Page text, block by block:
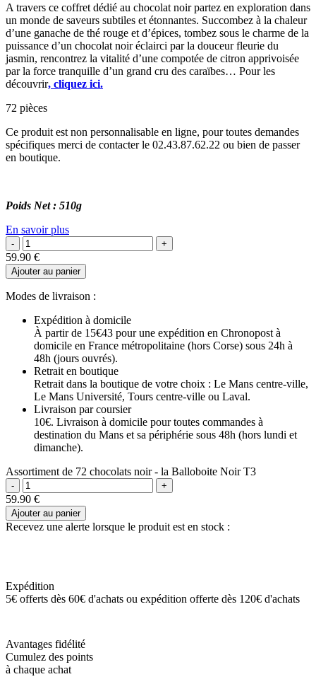
A travers ce coffret dédié au chocolat noir partez en exploration dans
un monde de saveurs subtiles et étonnantes. Succombez à la chaleur
d’une ganache de thé rouge et d’épices, tombez sous le charme de la
puissance d’un chocolat noir éclairci par la douceur fleurie du
jasmin, rencontrez la vitalité d’une compotée de citron apprivoisée
par la force tranquille d’un grand cru des caraïbes… Pour les
découvrir, cliquez ici.
72 pièces
Ce produit est non personnalisable en ligne, pour toutes demandes
spécifiques merci de contacter le 02.43.87.62.22 ou bien de passer
en boutique.
Poids Net : 510g
En savoir plus
59.90 €
Ajouter au panier
Modes de livraison :
Expédition à domicile
À partir de 15€43 pour une expédition en Chronopost à
domicile en France métropolitaine (hors Corse) sous 24h à
48h (jours ouvrés).
Retrait en boutique
Retrait dans la boutique de votre choix : Le Mans centre-ville,
Le Mans Université, Tours centre-ville ou Laval.
Livraison par coursier
10€. Livraison à domicile pour toutes commandes à
destination du Mans et sa périphérie sous 48h (hors lundi et
dimanche).
Assortiment de 72 chocolats noir - la Balloboite Noir T3
59.90 €
Ajouter au panier
Recevez une alerte lorsque le produit est en stock :
Expédition
5€ offerts dès 60€ d'achats ou expédition offerte dès 120€ d'achats
Avantages fidélité
Cumulez des points
à chaque achat